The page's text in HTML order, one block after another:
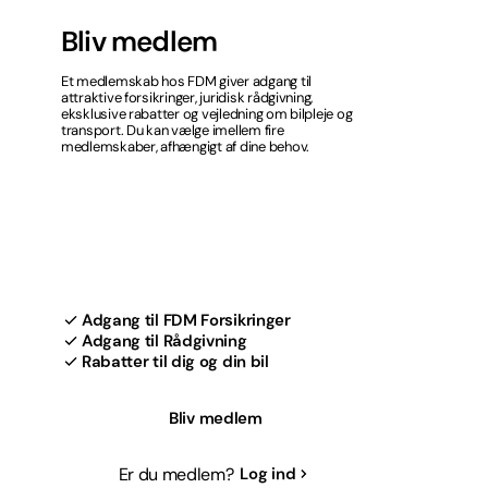
Bliv medlem
Et medlemskab hos FDM giver adgang til
attraktive forsikringer, juridisk rådgivning,
eksklusive rabatter og vejledning om bilpleje og
transport. Du kan vælge imellem fire
medlemskaber, afhængigt af dine behov.
Adgang til FDM Forsikringer
Adgang til Rådgivning
Rabatter til dig og din bil
Bliv medlem
Er du medlem? Log ind